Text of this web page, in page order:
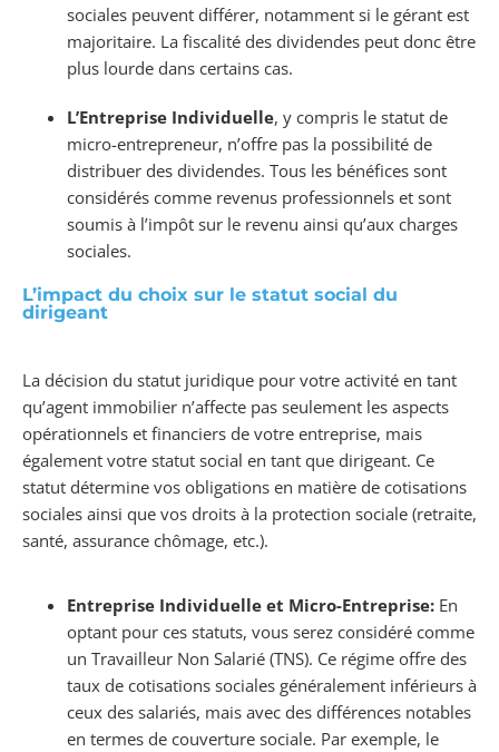
sociales peuvent différer, notamment si le gérant est
majoritaire. La fiscalité des dividendes peut donc être
plus lourde dans certains cas.
L’Entreprise Individuelle, y compris le statut de
micro-entrepreneur, n’offre pas la possibilité de
distribuer des dividendes. Tous les bénéfices sont
considérés comme revenus professionnels et sont
soumis à l’impôt sur le revenu ainsi qu’aux charges
sociales.
L’impact du choix sur le statut social du
dirigeant
La décision du statut juridique pour votre activité en tant
qu’agent immobilier n’affecte pas seulement les aspects
opérationnels et financiers de votre entreprise, mais
également votre statut social en tant que dirigeant. Ce
statut détermine vos obligations en matière de cotisations
sociales ainsi que vos droits à la protection sociale (retraite,
santé, assurance chômage, etc.).
Entreprise Individuelle et Micro-Entreprise: En
optant pour ces statuts, vous serez considéré comme
un Travailleur Non Salarié (TNS). Ce régime offre des
taux de cotisations sociales généralement inférieurs à
ceux des salariés, mais avec des différences notables
en termes de couverture sociale. Par exemple, le